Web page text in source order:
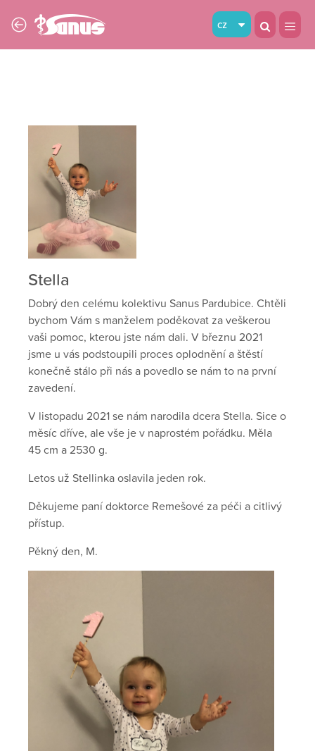
cz
Stella
Dobrý den celému kolektivu Sanus Pardubice. Chtěli
bychom Vám s manželem poděkovat za veškerou
vaši pomoc, kterou jste nám dali. V březnu 2021
jsme u vás podstoupili proces oplodnění a štěstí
konečně stálo při nás a povedlo se nám to na první
zavedení.
V listopadu 2021 se nám narodila dcera Stella. Sice o
měsíc dříve, ale vše je v naprostém pořádku. Měla
45 cm a 2530 g.
Letos už Stellinka oslavila jeden rok.
Děkujeme paní doktorce Remešové za péči a citlivý
přístup.
Pěkný den, M.